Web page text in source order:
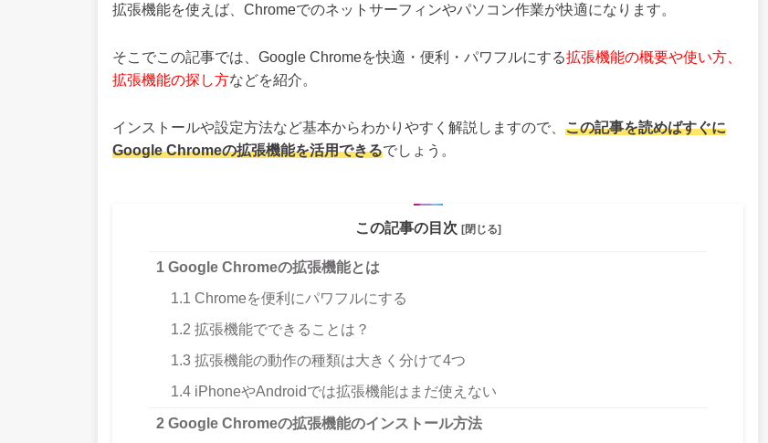
拡張機能を使えば、Chromeでのネットサーフィンやパソコン作業が快適になります。
そこでこの記事では、Google Chromeを快適・便利・パワフルにする拡張機能の概要や使い方、
拡張機能の探し方などを紹介。
インストールや設定方法など基本からわかりやすく解説しますので、 この記事を読めばすぐに
Google Chromeの拡張機能を活用できるでしょう。
この記事の目次 [閉じる]
1 Google Chromeの拡張機能とは
1.1 Chromeを便利にパワフルにする
1.2 拡張機能でできることは？
1.3 拡張機能の動作の種類は大きく分けて4つ
1.4 iPhoneやAndroidでは拡張機能はまだ使えない
2 Google Chromeの拡張機能のインストール方法